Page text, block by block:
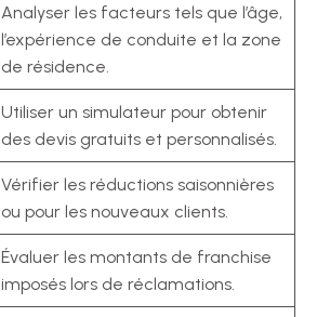
Analyser les facteurs tels que l’âge,
l’expérience de conduite et la zone
de résidence.
Utiliser un simulateur pour obtenir
des devis gratuits et personnalisés.
Vérifier les réductions saisonnières
ou pour les nouveaux clients.
Évaluer les montants de franchise
imposés lors de réclamations.